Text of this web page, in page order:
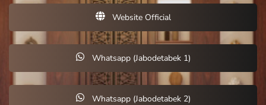
Website Official
Whatsapp (Jabodetabek 1)
Whatsapp (Jabodetabek 2)